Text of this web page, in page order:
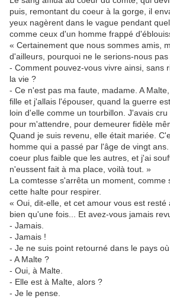
puis, remontant du coeur à la gorge, il
yeux nagèrent dans le vague pendant
comme ceux d'un homme frappé
« Certainement que nous sommes amis,
d'ailleurs, pourquoi ne le serions-nous
- Comment pouvez-vous vivre ainsi, sans
la vie ?
- Ce n'est pas ma faute, madame. A
fille et j'allais l'épouser, quand la guerre
loin d'elle comme un tourbillon. J'avais
pour m'attendre, pour demeurer fidèle
Quand je suis revenu, elle était mariée.
homme qui a passé par l'âge de vingt
coeur plus faible que les autres, et j'ai
n'eussent fait à ma place, voilà tout. »
La comtesse s'arrêta un moment, comme
cette halte pour respirer.
« Oui, dit-elle, et cet amour vous est resté
bien qu'une fois... Et avez-vous jamais
- Jamais.
- Jamais !
- Je ne suis point retourné dans le pays où
- A Malte ?
- Oui, à Malte.
- Elle est à Malte, alors ?
- Je le pense.